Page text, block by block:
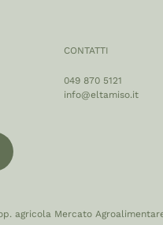
CONTATTI
049 870 5121
info@eltamiso.it
agricola Mercato